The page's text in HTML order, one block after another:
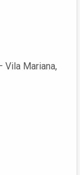
Vila Mariana,